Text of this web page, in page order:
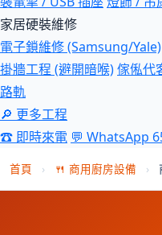
家居硬裝維修
電子鎖維修 (Samsung/Yale)
掛牆工程 (避開暗喉)傢俬代
路軌
🔎 更多工程
☎ 即時來電 💬 WhatsApp
首頁 › 🍴 商用廚房設備 ›